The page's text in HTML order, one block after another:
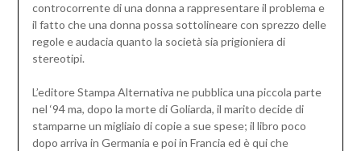
controcorrente di una donna a rappresentare il problema e
il fatto che una donna possa sottolineare con sprezzo delle
regole e audacia quanto la società sia prigioniera di
stereotipi.
L’editore Stampa Alternativa ne pubblica una piccola parte
nel ‘94 ma, dopo la morte di Goliarda, il marito decide di
stamparne un migliaio di copie a sue spese; il libro poco
dopo arriva in Germania e poi in Francia ed è qui che